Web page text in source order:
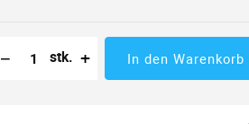
−
Reduzierung der Menge
Anzahl der Stücke
stk. + In den Warenkorb